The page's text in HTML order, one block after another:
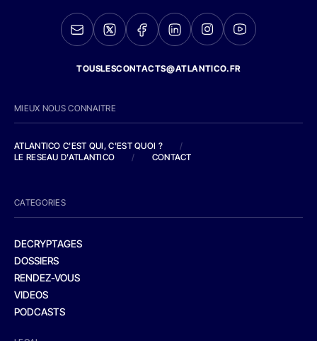
TOUSLESCONTACTS@ATLANTICO.FR
MIEUX NOUS CONNAITRE
ATLANTICO C'EST QUI, C'EST QUOI ?
/
LE RESEAU D'ATLANTICO
/ CONTACT
CATEGORIES
DECRYPTAGES
DOSSIERS
RENDEZ-VOUS
VIDEOS
PODCASTS